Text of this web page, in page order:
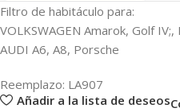
Filtro de habitáculo para:
VOLKSWAGEN Amarok, Golf
AUDI A6, A8, Porsche
Reemplazo: LA907
Añadir a la lista de deseos